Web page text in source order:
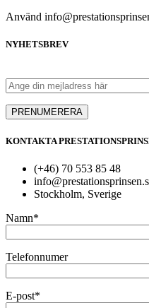
Använd
NYHETSBREV
KONTAKTA
(+46) 70 553 85 48
Stockholm, Sverige
Namn*
Telefonnumer
E-post*